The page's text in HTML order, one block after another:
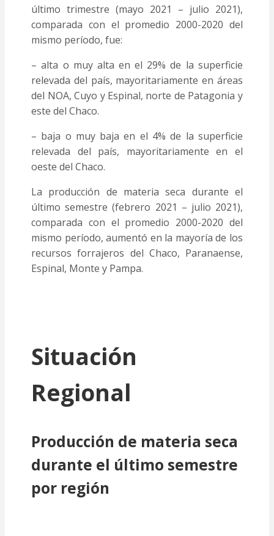
último trimestre (mayo 2021 – julio 2021),
comparada con el promedio 2000-2020 del
mismo período, fue:
– alta o muy alta en el 29% de la superficie
relevada del país, mayoritariamente en áreas
del NOA, Cuyo y Espinal, norte de Patagonia y
este del Chaco.
– baja o muy baja en el 4% de la superficie
relevada del país, mayoritariamente en el
oeste del Chaco.
La producción de materia seca durante el
último semestre (febrero 2021 – julio 2021),
comparada con el promedio 2000-2020 del
mismo período, aumentó en la mayoría de los
recursos forrajeros del Chaco, Paranaense,
Espinal, Monte y Pampa.
Situación
Regional
Producción de materia seca
durante el último semestre
por región